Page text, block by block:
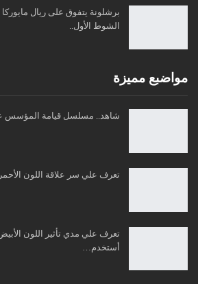
برشلونة يتفوق على ريال
الشوط الأول..
مواضبع مميزة
شاهد.. مسلسل قيامة المؤسس
تعرف علي سر علاقة اللون
تعرف علي مدي تأثير اللون
أستخدم…